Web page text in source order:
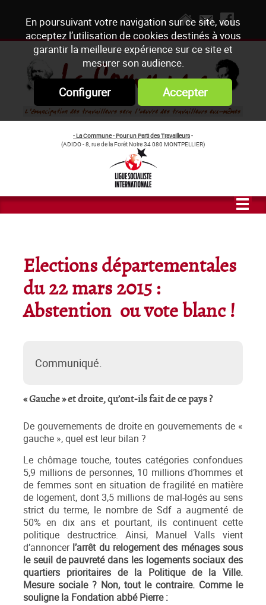
En poursuivant votre navigation sur ce site, vous
acceptez l’utilisation de cookies destinés à vous
garantir la meilleure expérience sur ce site et
mesurer son audience.
Configurer Accepter
- La Commune - Pour un Parti des Travailleurs-
(ADIDO - 8, rue de la Forêt Noire 34 080 MONTPELLIER)
Elections départementales
du 22 mars 2015 :
Abstention ou vote blanc !
Communiqué.
« Gauche » et droite, qu’ont-ils fait de ce pays ?
De gouvernements de droite en gouvernements de «
gauche », quel est leur bilan ?
Le chômage touche, toutes catégories confondues
5,9 millions de personnes, 10 millions d’hommes et
de femmes sont en situation de fragilité en matière
de logement, dont 3,5 millions de mal-logés au sens
strict du terme, le nombre de Sdf a augmenté de
50% en dix ans et pourtant, ils continuent cette
politique destructrice. Ainsi, Manuel Valls vient
d’annoncer l’arrêt du relogement des ménages sous
le seuil de pauvreté dans les logements sociaux des
quartiers prioritaires de la Politique de la Ville.
Mesure sociale ? Non, tout le contraire. Comme le
souligne la Fondation abbé Pierre :